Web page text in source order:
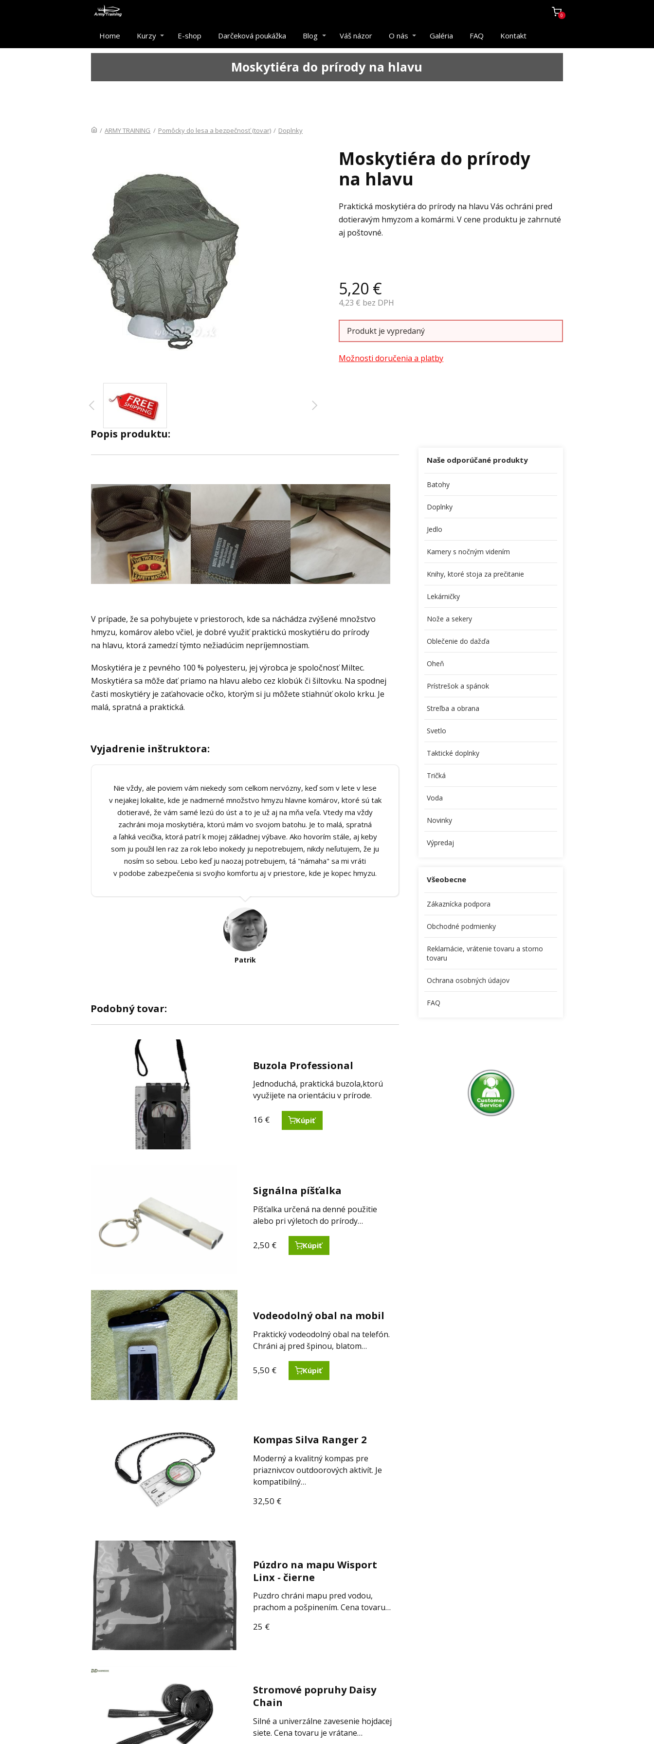
0
Home Kurzy E-shop Darčeková poukážka Blog Váš názor O nás Galéria FAQ Kontakt
Moskytiéra do prírody na hlavu
/ ARMY TRAINING / Pomôcky do lesa a bezpečnosť (tovar) / Doplnky
Moskytiéra do prírody
na hlavu
Praktická moskytiéra do prírody na hlavu Vás ochráni pred
dotieravým hmyzom a komármi. V cene produktu je zahrnuté
aj poštovné.
5,20 €
4,23 € bez DPH
Produkt je vypredaný
Možnosti doručenia a platby
Popis produktu:
V prípade, že sa pohybujete v priestoroch, kde sa náchádza zvýšené množstvo
hmyzu, komárov alebo včiel, je dobré využiť praktickú moskytiéru do prírody
na hlavu, ktorá zamedzí týmto nežiadúcim nepríjemnostiam.
Moskytiéra je z pevného 100 % polyesteru, jej výrobca je spoločnosť Miltec.
Moskytiéra sa môže dať priamo na hlavu alebo cez klobúk či šiltovku. Na spodnej
časti moskytiéry je zaťahovacie očko, ktorým si ju môžete stiahnúť okolo krku. Je
malá, spratná a praktická.
Vyjadrenie inštruktora:
Nie vždy, ale poviem vám niekedy som celkom nervózny, keď som v lete v lese
v nejakej lokalite, kde je nadmerné množstvo hmyzu hlavne komárov, ktoré sú tak
dotieravé, že vám samé lezú do úst a to je už aj na mňa veľa. Vtedy ma vždy
zachráni moja moskytiéra, ktorú mám vo svojom batohu. Je to malá, spratná
a ľahká vecička, ktorá patrí k mojej základnej výbave. Ako hovorím stále, aj keby
som ju použil len raz za rok lebo inokedy ju nepotrebujem, nikdy neľutujem, že ju
nosím so sebou. Lebo keď ju naozaj potrebujem, tá "námaha" sa mi vráti
v podobe zabezpečenia si svojho komfortu aj v priestore, kde je kopec hmyzu.
Patrik
Podobný tovar:
Buzola Professional
Jednoduchá, praktická buzola,ktorú
využijete na orientáciu v prírode.
16 € Kúpiť
Signálna píšťalka
Píšťalka určená na denné použitie
alebo pri výletoch do prírody…
2,50 € Kúpiť
Vodeodolný obal na mobil
Praktický vodeodolný obal na telefón.
Chráni aj pred špinou, blatom…
5,50 € Kúpiť
Kompas Silva Ranger 2
Moderný a kvalitný kompas pre
priaznivcov outdoorových aktivít. Je
kompatibilný…
32,50 €
Púzdro na mapu Wisport
Linx - čierne
Puzdro chráni mapu pred vodou,
prachom a pošpinením. Cena tovaru…
25 €
Stromové popruhy Daisy
Chain
Silné a univerzálne zavesenie hojdacej
siete. Cena tovaru je vrátane…
Naše odporúčané produkty
Batohy
Doplnky
Jedlo
Kamery s nočným videním
Knihy, ktoré stoja za prečitanie
Lekárničky
Nože a sekery
Oblečenie do dažďa
Oheň
Prístrešok a spánok
Streľba a obrana
Svetlo
Taktické doplnky
Tričká
Voda
Novinky
Výpredaj
Všeobecne
Zákaznícka podpora
Obchodné podmienky
Reklamácie, vrátenie tovaru a storno
tovaru
Ochrana osobných údajov
FAQ